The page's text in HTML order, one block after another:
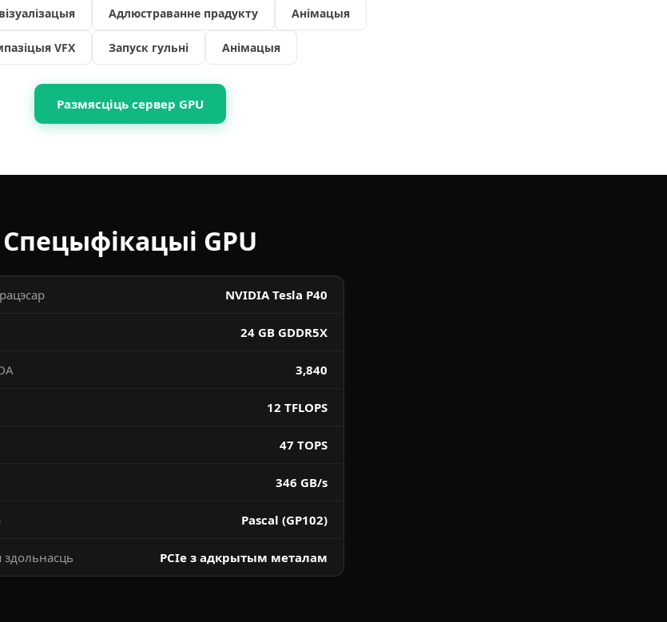
Адлюстраванне прадукту Анімацыя
VFX Запуск гульні Анімацыя
Размясціць сервер GPU
Спецыфікацыі GPU
NVIDIA Tesla P40
24 GB GDDR5X
3,840
12 TFLOPS
47 TOPS
346 GB/s
Pascal (GP102)
здольнасць PCIe з адкрытым металам